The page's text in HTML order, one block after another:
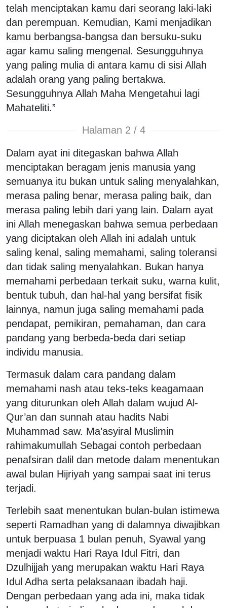
telah menciptakan kamu dari seorang laki-laki
dan perempuan. Kemudian, Kami menjadikan
kamu berbangsa-bangsa dan bersuku-suku
agar kamu saling mengenal. Sesungguhnya
yang paling mulia di antara kamu di sisi Allah
adalah orang yang paling bertakwa.
Sesungguhnya Allah Maha Mengetahui lagi
Mahateliti.”
Halaman 2 / 4
Dalam ayat ini ditegaskan bahwa Allah
menciptakan beragam jenis manusia yang
semuanya itu bukan untuk saling menyalahkan,
merasa paling benar, merasa paling baik, dan
merasa paling lebih dari yang lain. Dalam ayat
ini Allah menegaskan bahwa semua perbedaan
yang diciptakan oleh Allah ini adalah untuk
saling kenal, saling memahami, saling toleransi
dan tidak saling menyalahkan. Bukan hanya
memahami perbedaan terkait suku, warna kulit,
bentuk tubuh, dan hal-hal yang bersifat fisik
lainnya, namun juga saling memahami pada
pendapat, pemikiran, pemahaman, dan cara
pandang yang berbeda-beda dari setiap
individu manusia.
Termasuk dalam cara pandang dalam
memahami nash atau teks-teks keagamaan
yang diturunkan oleh Allah dalam wujud Al-
Qur’an dan sunnah atau hadits Nabi
Muhammad saw. Ma’asyiral Muslimin
rahimakumullah Sebagai contoh perbedaan
penafsiran dalil dan metode dalam menentukan
awal bulan Hijriyah yang sampai saat ini terus
terjadi.
Terlebih saat menentukan bulan-bulan istimewa
seperti Ramadhan yang di dalamnya diwajibkan
untuk berpuasa 1 bulan penuh, Syawal yang
menjadi waktu Hari Raya Idul Fitri, dan
Dzulhijjah yang merupakan waktu Hari Raya
Idul Adha serta pelaksanaan ibadah haji.
Dengan perbedaan yang ada ini, maka tidak